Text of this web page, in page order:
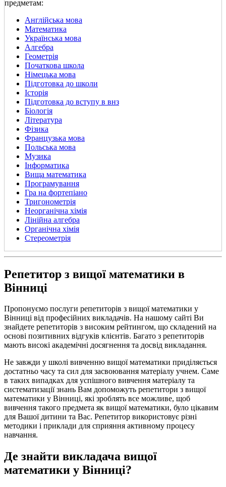
предметам:
Англійська мова
Математика
Українська мова
Алгебра
Геометрія
Початкова школа
Німецька мова
Підготовка до школи
Історія
Підготовка до вступу в внз
Біологія
Література
Фізика
Французька мова
Польська мова
Музика
Інформатика
Вища математика
Програмування
Гра на фортепіано
Тригонометрія
Неорганічна хімія
Лінійна алгебра
Органічна хімія
Стереометрія
Репетитор з вищої математики в
Вінниці
Пропонуємо послуги репетиторів з вищої математики у
Вінниці від професійних викладачів. На нашому сайті Ви
знайдете репетиторів з високим рейтингом, що складений на
основі позитивних відгуків клієнтів. Багато з репетиторів
мають високі академічні досягнення та досвід викладання.
Не завжди у школі вивченню вищої математики приділяється
достатньо часу та сил для засвоювання матеріалу учнем. Саме
в таких випадках для успішного вивчення матеріалу та
систематизації знань Вам допоможуть репетитори з вищої
математики у Вінниці, які зроблять все можливе, щоб
вивчення такого предмета як вищої математики, було цікавим
для Вашої дитини та Вас. Репетитор використовує різні
методики і приклади для сприяння активному процесу
навчання.
Де знайти викладача вищої
математики у Вінниці?